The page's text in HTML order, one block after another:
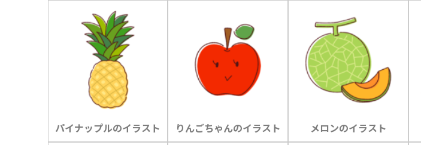
パイナップルのイラスト りんごちゃんのイラスト メロンのイラスト